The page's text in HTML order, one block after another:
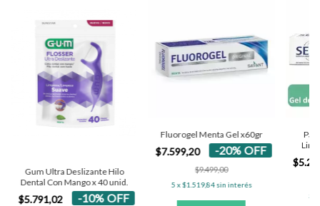
Gum Ultra Deslizante Hilo
Dental Con Mango x 40 unid.
$5.791,02 -10% OFF
Fluorogel Menta Gel x60gr
$7.599,20 -20% OFF
$9.499,00
5 x$1.519,84sin interés
5